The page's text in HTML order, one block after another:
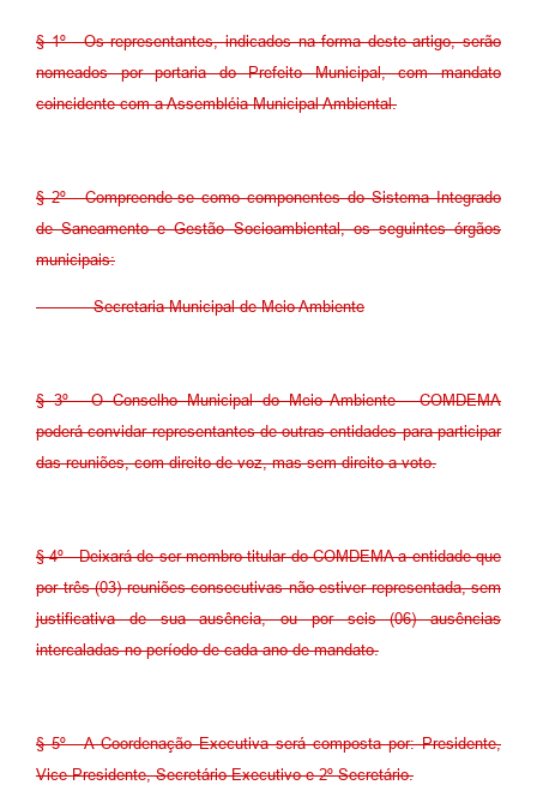
§ 1º - Os representantes, indicados na forma deste artigo, serão
nomeados por portaria do Prefeito Municipal, com mandato
coincidente com a Assembléia Municipal Ambiental.
§ 2º - Compreende-se como componentes do Sistema Integrado
de Saneamento e Gestão Socioambiental, os seguintes órgãos
municipais:
Secretaria Municipal de Meio Ambiente
§ 3º - O Conselho Municipal do Meio Ambiente - COMDEMA
poderá convidar representantes de outras entidades para participar
das reuniões, com direito de voz, mas sem direito a voto.
§ 4º - Deixará de ser membro titular do COMDEMA a entidade que
por três (03) reuniões consecutivas não estiver representada, sem
justificativa de sua ausência, ou por seis (06) ausências
intercaladas no período de cada ano de mandato.
§ 5º - A Coordenação Executiva será composta por: Presidente,
Vice-Presidente, Secretário Executivo e 2º Secretário.